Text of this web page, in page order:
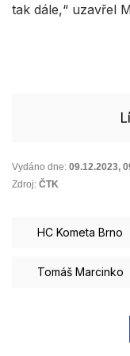
tak dále,“ uzavřel
Vydáno dne: 09.12.2023,
Zdroj: ČTK
HC Kometa Brno
Tomáš Marcinko